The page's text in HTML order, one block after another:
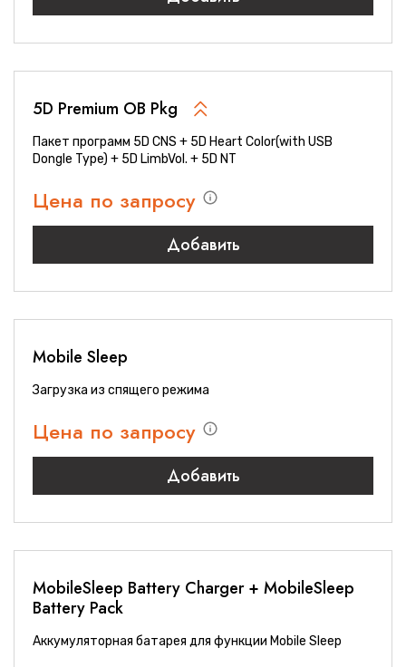
5D Premium OB Pkg
Пакет программ 5D CNS + 5D Heart Color(with USB
Dongle Type) + 5D LimbVol. + 5D NT
Цена по запросу
Добавить
Mobile Sleep
Загрузка из спящего режима
Цена по запросу
Добавить
MobileSleep Battery Charger + MobileSleep
Battery Pack
Аккумуляторная батарея для функции Mobile Sleep